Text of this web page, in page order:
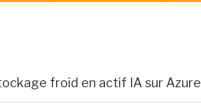
froid en actif IA sur Azure